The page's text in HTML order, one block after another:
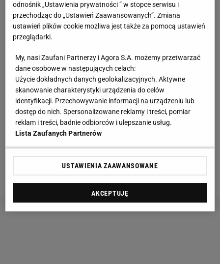
piętką do wybiegającego na wolne pole Davida Silvy,
a ten skierował piłkę do siatki obok bezradnego
bramkarza.
W drugiej połowie piłkarze z Manchesteru grali już
słabiej. Zwłaszcza w końcówce gospodarze mieli
kilka dobrych sytuacji na wyrównanie, a obrona gości
nie wyglądała najpewniej, ale podopieczni Alana
Pardewa nie potrafili postawić przysłowiowej kropki
nad i. Tę niemoc wykorzystali podopieczni
Pellegriniego, którzy w doliczonym czasie
podwyższyli wynik na 2:0 za sprawą indywidualnej
akcji Sergio Aguero.
odnośnik „Ustawienia prywatności ” w stopce serwisu i
przechodząc do „Ustawień Zaawansowanych”. Zmiana
ustawień plików cookie możliwa jest także za pomocą ustawień
przeglądarki.
My, nasi Zaufani Partnerzy i Agora S.A. możemy przetwarzać
dane osobowe w następujących celach:
Użycie dokładnych danych geolokalizacyjnych. Aktywne
skanowanie charakterystyki urządzenia do celów
identyfikacji. Przechowywanie informacji na urządzeniu lub
dostęp do nich. Spersonalizowane reklamy i treści, pomiar
reklam i treści, badnie odbiorców i ulepszanie usług.
Lista Zaufanych Partnerów
USTAWIENIA ZAAWANSOWANE
AKCEPTUJĘ